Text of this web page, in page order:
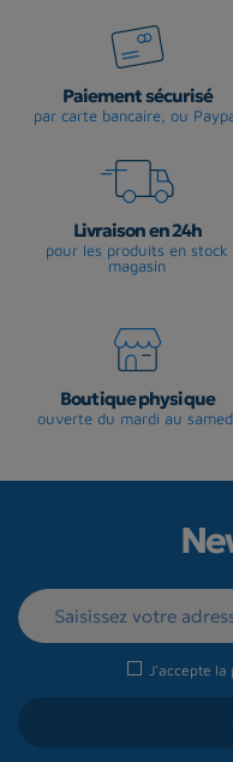
Paiement sécurisé
par carte bancaire, ou
Livraison en 24h
pour les produits en stock
magasin
Boutique physique
ouverte du mardi au
J'accepte la